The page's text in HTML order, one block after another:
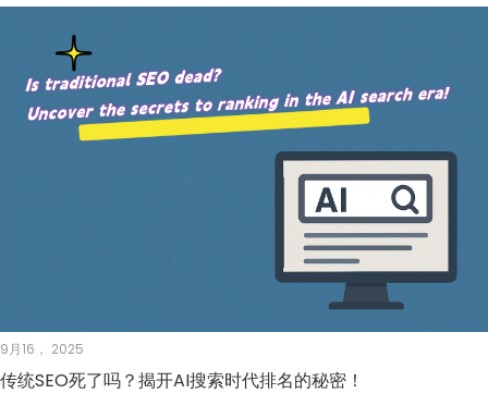
9月16， 2025
传统SEO死了吗？揭开AI搜索时代排名的秘密！